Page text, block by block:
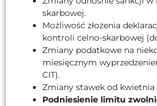
skarbowej.
Możliwość złożenia
kontroli celno-skarbowej
Zmiany podatkowe na
miesięcznym
CIT).
Zmiany stawek od kwietnia
Podniesienie limitu